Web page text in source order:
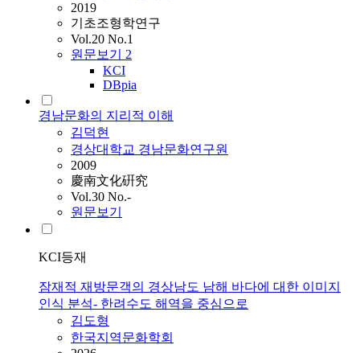
2019
기초조형학연구
Vol.20 No.1
원문보기 2
KCI
DBpia
경남문화의 지리적 이해
김덕현
경상대학교 경남문화연구원
2009
慶南文化硏究
Vol.30 No.-
원문보기
KCI등재
잠재적 재방문객의 경상남도 남해 바다에 대한 이미지
인식 분석- 한려수도 해역을 중심으로
김도형
한국지역문화학회